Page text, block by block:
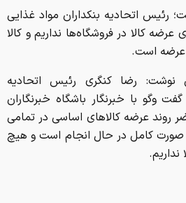
رئیس اتحادیه بنکداران مواد غذایی
کالا در فروشگاه‌ها نداریم و کالا
است.
نوشت: رضا کنگری رئیس اتحادیه
وگو با خبرنگار باشگاه خبرنگاران
روند عرضه کالاهای اساسی در تمامی
صورت کامل در حال انجام است و هیچ